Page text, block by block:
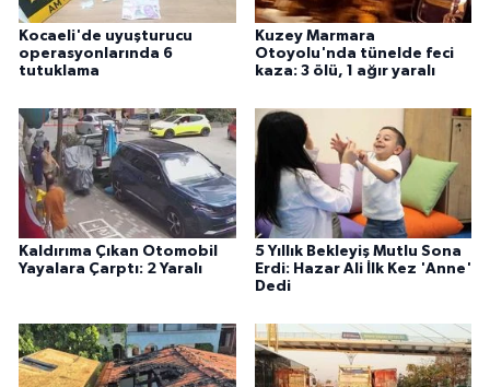
Kocaeli'de uyuşturucu
operasyonlarında 6
tutuklama
Kuzey Marmara
Otoyolu'nda tünelde feci
kaza: 3 ölü, 1 ağır yaralı
Kaldırıma Çıkan Otomobil
Yayalara Çarptı: 2 Yaralı
5 Yıllık Bekleyiş Mutlu Sona
Erdi: Hazar Ali İlk Kez 'Anne'
Dedi